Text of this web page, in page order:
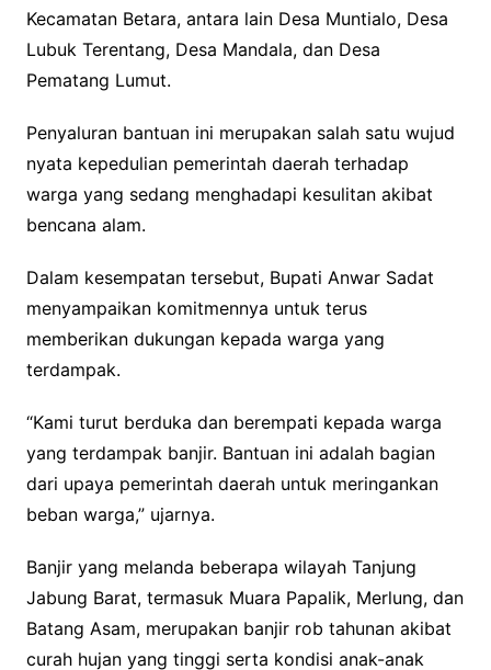
Kecamatan Betara, antara lain Desa Muntialo, Desa
Lubuk Terentang, Desa Mandala, dan Desa
Pematang Lumut.
Penyaluran bantuan ini merupakan salah satu wujud
nyata kepedulian pemerintah daerah terhadap
warga yang sedang menghadapi kesulitan akibat
bencana alam.
Dalam kesempatan tersebut, Bupati Anwar Sadat
menyampaikan komitmennya untuk terus
memberikan dukungan kepada warga yang
terdampak.
“Kami turut berduka dan berempati kepada warga
yang terdampak banjir. Bantuan ini adalah bagian
dari upaya pemerintah daerah untuk meringankan
beban warga,” ujarnya.
Banjir yang melanda beberapa wilayah Tanjung
Jabung Barat, termasuk Muara Papalik, Merlung, dan
Batang Asam, merupakan banjir rob tahunan akibat
curah hujan yang tinggi serta kondisi anak-anak